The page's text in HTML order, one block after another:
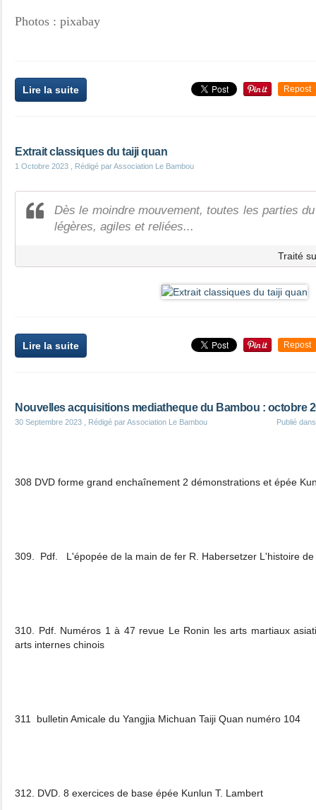
Photos : pixabay
Lire la suite Repost
Extrait classiques du taiji quan
1 Octobre 2023 , Rédigé par Association Le Bambou
Dès le moindre mouvement, toutes les parties
légères, agiles et reliées...
Traité
Lire la suite Repost
Nouvelles acquisitions mediatheque du Bambou : octobre
30 Septembre 2023 , Rédigé par Association Le Bambou Publié
308 DVD forme grand enchaînement 2 démonstrations et épée
309. Pdf. L'épopée de la main de fer R. Habersetzer L'histoire
310. Pdf. Numéros 1 à 47 revue Le Ronin les arts martiaux
arts internes chinois
311 bulletin Amicale du Yangjia Michuan Taiji Quan numéro 104
312. DVD. 8 exercices de base épée Kunlun T. Lambert